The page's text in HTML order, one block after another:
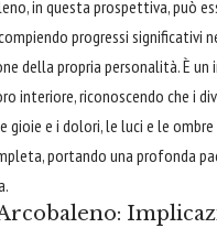
in questa prospettiva, può
progressi significativi
della propria personalità. È un
interiore, riconoscendo che i
gioie e i dolori, le luci e le
portando una profonda